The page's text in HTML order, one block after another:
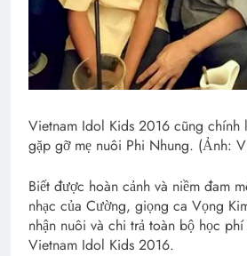
Vietnam Idol Kids 2016 cũng chính
gặp gỡ mẹ nuôi Phi Nhung. (Ảnh:
Biết được hoàn cảnh và niềm đam
nhạc của Cường, giọng ca Vọng
nhận nuôi và chi trả toàn bộ học
Vietnam Idol Kids 2016.